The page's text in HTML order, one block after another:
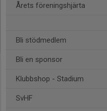
Årets föreningshjärta
Bli stödmedlem
Bli en sponsor
Klubbshop - Stadium
SvHF